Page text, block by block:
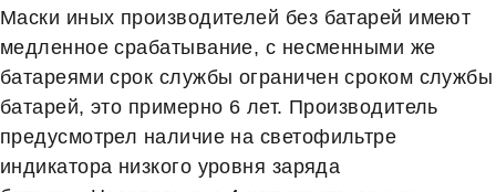
Маски иных производителей без батарей имеют
медленное срабатывание, с несменными же
батареями срок службы ограничен сроком службы
батарей, это примерно 6 лет. Производитель
предусмотрел наличие на светофильтре
индикатора низкого уровня заряда